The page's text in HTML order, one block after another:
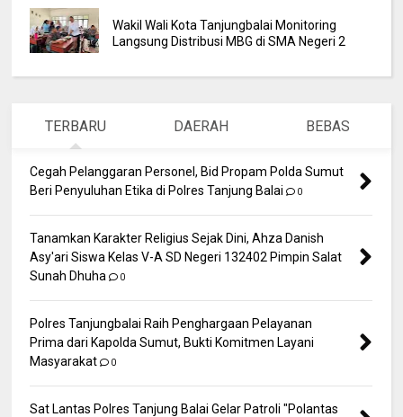
Wakil Wali Kota Tanjungbalai Monitoring
Langsung Distribusi MBG di SMA Negeri 2
TERBARU DAERAH BEBAS
Cegah Pelanggaran Personel, Bid Propam Polda Sumut
Beri Penyuluhan Etika di Polres Tanjung Balai
0
Tanamkan Karakter Religius Sejak Dini, Ahza Danish
Asy'ari Siswa Kelas V-A SD Negeri 132402 Pimpin Salat
Sunah Dhuha
0
Polres Tanjungbalai Raih Penghargaan Pelayanan
Prima dari Kapolda Sumut, Bukti Komitmen Layani
Masyarakat
0
Sat Lantas Polres Tanjung Balai Gelar Patroli "Polantas